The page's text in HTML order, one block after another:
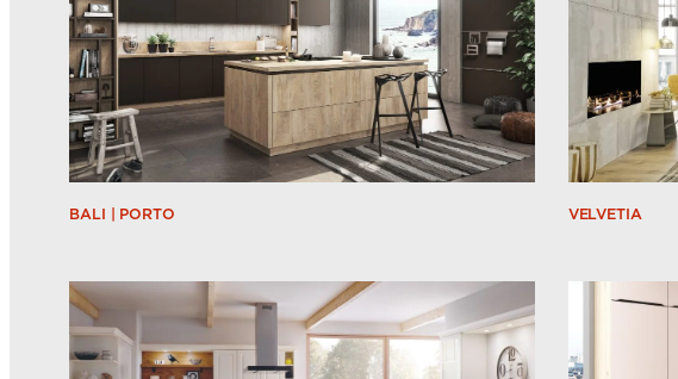
BALI | PORTO VELVETIA